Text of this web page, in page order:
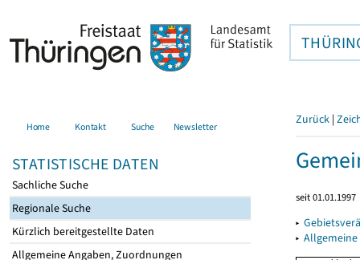
Home Kontakt Suche Newsletter
STATISTISCHE DATEN
Sachliche Suche
Regionale Suche
Kürzlich bereitgestellte Daten
Allgemeine Angaben, Zuordnungen
Zurück |
seit 01.01.1997
▸
▸